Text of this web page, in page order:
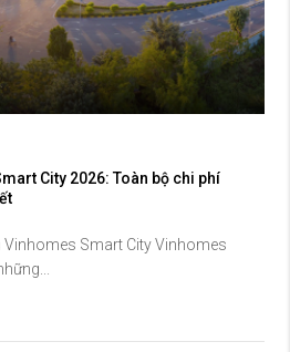
City 2026: Toàn bộ chi phí
Vinhomes Smart City Vinhomes